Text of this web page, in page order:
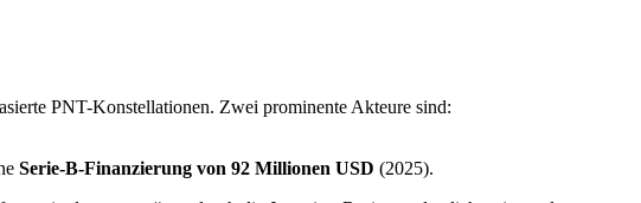
PNT-Konstellationen. Zwei prominente Akteure sind:
Serie-B-Finanzierung von 92 Millionen USD (2025).